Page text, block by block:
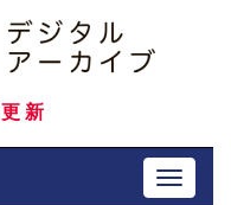
新
Toggle